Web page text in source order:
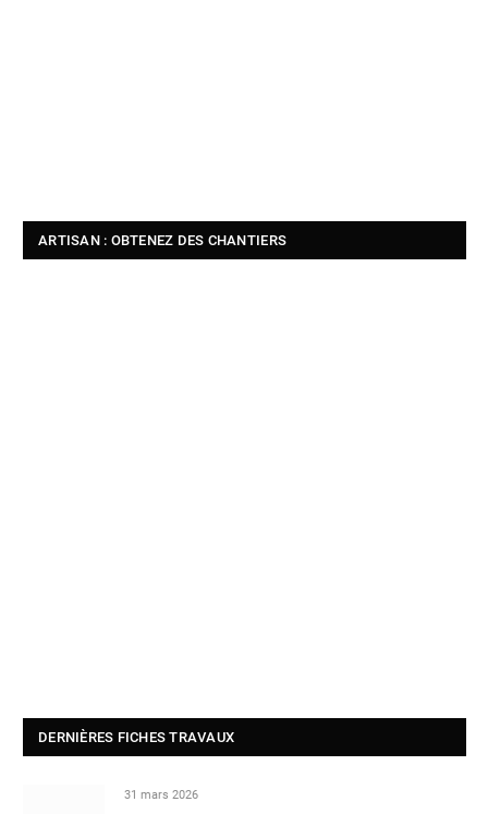
ARTISAN : OBTENEZ DES CHANTIERS
DERNIÈRES FICHES TRAVAUX
31 mars 2026